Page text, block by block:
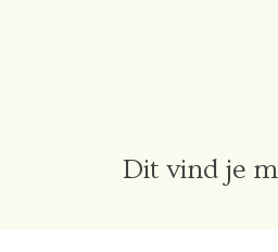
Dit vind je